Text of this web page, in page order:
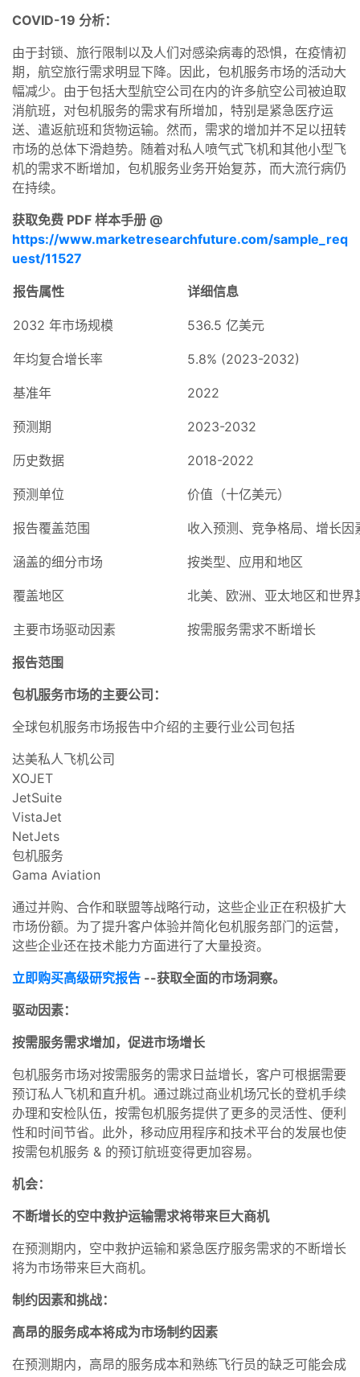
COVID-19 分析：
由于封锁、旅行限制以及人们对感染病毒的恐惧，在疫情初
期，航空旅行需求明显下降。因此，包机服务市场的活动大
幅减少。由于包括大型航空公司在内的许多航空公司被迫取
消航班，对包机服务的需求有所增加，特别是紧急医疗运
送、遣返航班和货物运输。然而，需求的增加并不足以扭转
市场的总体下滑趋势。随着对私人喷气式飞机和其他小型飞
机的需求不断增加，包机服务业务开始复苏，而大流行病仍
在持续。
获取免费 PDF 样本手册 @
https://www.marketresearchfuture.com/sample_req
uest/11527
报告属性 详细信息
2032 年市场规模 536.5 亿美元
年均复合增长率 5.8% (2023-2032)
基准年 2022
预测期 2023-2032
历史数据 2018-2022
预测单位 价值（十亿美元）
报告覆盖范围 收入预测、竞争格局、增长因
涵盖的细分市场 按类型、应用和地区
覆盖地区 北美、欧洲、亚太地区和世界
主要市场驱动因素 按需服务需求不断增长
报告范围
包机服务市场的主要公司：
全球包机服务市场报告中介绍的主要行业公司包括
达美私人飞机公司
XOJET
JetSuite
VistaJet
NetJets
包机服务
Gama Aviation
通过并购、合作和联盟等战略行动，这些企业正在积极扩大
市场份额。为了提升客户体验并简化包机服务部门的运营，
这些企业还在技术能力方面进行了大量投资。
立即购买高级研究报告 --获取全面的市场洞察。
驱动因素：
按需服务需求增加，促进市场增长
包机服务市场对按需服务的需求日益增长，客户可根据需要
预订私人飞机和直升机。通过跳过商业机场冗长的登机手续
办理和安检队伍，按需包机服务提供了更多的灵活性、便利
性和时间节省。此外，移动应用程序和技术平台的发展也使
按需包机服务 & 的预订航班变得更加容易。
机会：
不断增长的空中救护运输需求将带来巨大商机
在预测期内，空中救护运输和紧急医疗服务需求的不断增长
将为市场带来巨大商机。
制约因素和挑战：
高昂的服务成本将成为市场制约因素
在预测期内，高昂的服务成本和熟练飞行员的缺乏可能会成